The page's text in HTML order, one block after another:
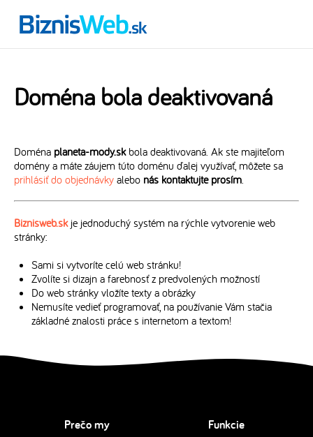
Doména bola deaktivovaná
Doména planeta-mody.skbola deaktivovaná. Ak ste majiteľom
domény a máte záujem túto doménu ďalej využívať, môžete sa
prihlásiť do objednávky alebo nás kontaktujte prosím.
Biznisweb.skje jednoduchý systém na rýchle vytvorenie web
stránky:
Sami si vytvoríte celú web stránku!
Zvolíte si dizajn a farebnosť z predvolených možností
Do web stránky vložíte texty a obrázky
Nemusíte vedieť programovať, na používanie Vám stačia
základné znalosti práce s internetom a textom!
Prečo my Funkcie